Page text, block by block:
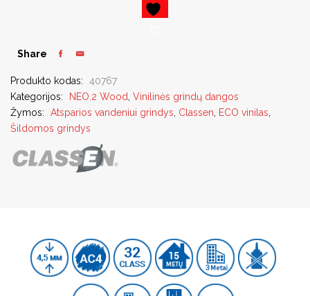
Share
Produkto kodas:
40767
Kategorijos:
NEO.2 Wood Vinilinės grindų dangos
Žymos:
Atsparios vandeniui grindys Classen ECO vinilas
Šildomos grindys